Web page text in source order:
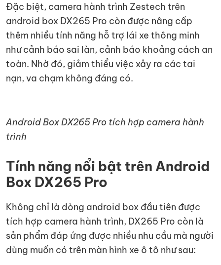
Đặc biệt, camera hành trình Zestech trên
android box DX265 Pro còn được nâng cấp
thêm nhiều tính năng hỗ trợ lái xe thông minh
như cảnh báo sai làn, cảnh báo khoảng cách an
toàn. Nhờ đó, giảm thiểu việc xảy ra các tai
nạn, va chạm không đáng có.
Android Box DX265 Pro tích hợp camera hành
trình
Tính năng nổi bật trên Android
Box DX265 Pro
Không chỉ là dòng android box đầu tiên được
tích hợp camera hành trình, DX265 Pro còn là
sản phẩm đáp ứng được nhiều nhu cầu mà người
dùng muốn có trên màn hình xe ô tô như sau: